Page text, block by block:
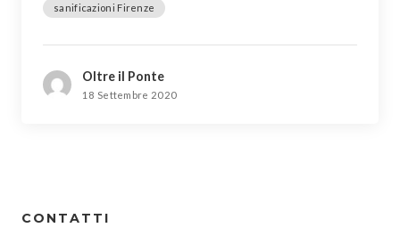
sanificazioni Firenze
Oltre il Ponte
18 Settembre 2020
CONTATTI